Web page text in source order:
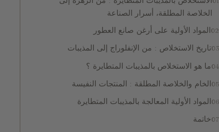
الخلاصة المطلقة، أسرار الصناعة
المواد الأولية على أرغن صانع العطور
تاريخ الاستخلاص : من الإنفلوراج إلى المذيبات
ما هو الاستخلاص بالمذيبات المتطايرة ؟
الخام والخلاصة المطلقة : المنتجات النفيسة
المواد الأولية المعالجة بالمذيبات المتطايرة
خاتمة